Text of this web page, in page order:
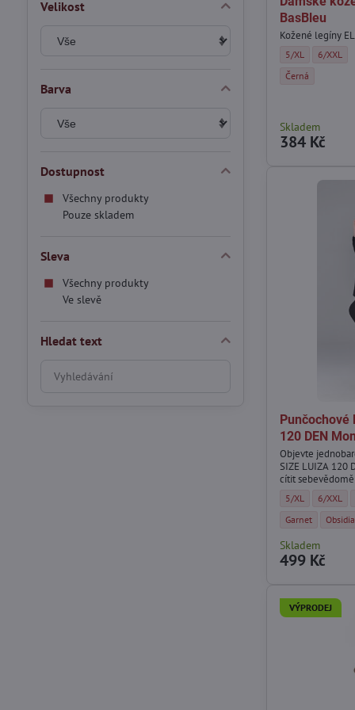
BasBleu
Kožené legíny
Dámské kožené
5/XL Dámské
6/XXL
Dámské kožené
Černá
Skladem
384 Kč
Punčochové
120 DEN
Objevte
SIZE LUIZA 120
cítit
Punčochové
5/XL 6/XXL
Punčochové
Garnet
Skladem
499 Kč
VÝPRODEJ
Velikost
Barva
Dostupnost
Všechny produkty
Pouze skladem
Sleva
Všechny produkty
Ve slevě
Hledat text
Prohledat
výsledky